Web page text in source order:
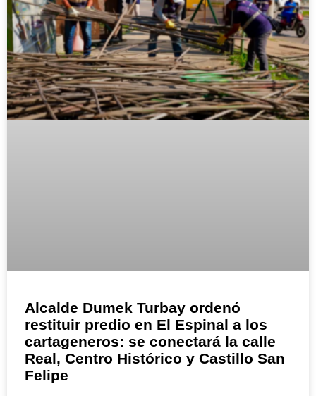
Alcalde Dumek Turbay ordenó
restituir predio en El Espinal a los
cartageneros: se conectará la calle
Real, Centro Histórico y Castillo San
Felipe